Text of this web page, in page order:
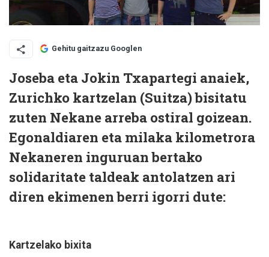
Gehitu gaitzazu Googlen
Joseba eta Jokin Txapartegi anaiek,
Zurichko kartzelan (Suitza) bisitatu
zuten Nekane arreba ostiral goizean.
Egonaldiaren eta milaka kilometrora
Nekaneren inguruan bertako
solidaritate taldeak antolatzen ari
diren ekimenen berri igorri dute:
Kartzelako bixita